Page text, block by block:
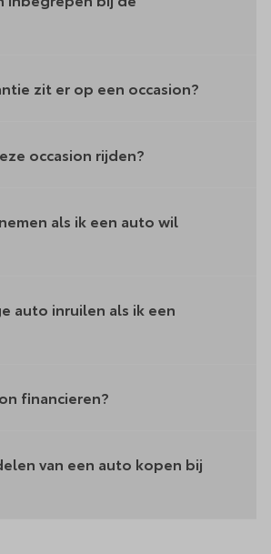
zit er op een occasion?
occasion rijden?
als ik een auto wil
auto inruilen als ik een
financieren?
van een auto kopen bij